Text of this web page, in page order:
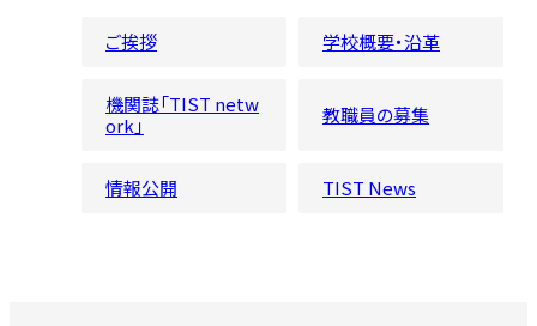
ご挨拶 学校概要・沿革
機関誌「TIST netw
ork」
教職員の募集
情報公開 TIST News